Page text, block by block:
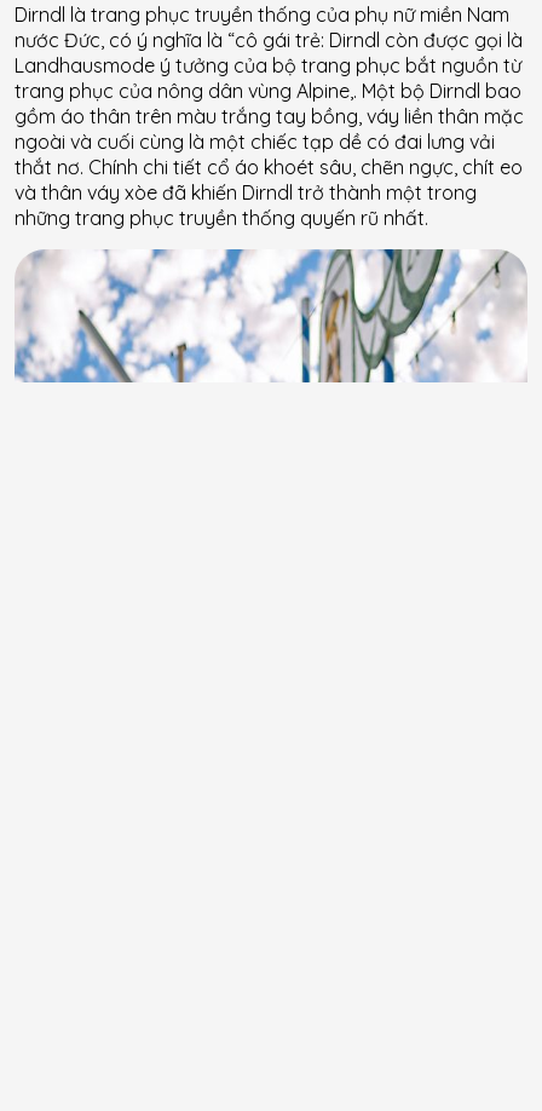
Dirndl là trang phục truyền thống của phụ nữ miền Nam
nước Đức, có ý nghĩa là “cô gái trẻ: Dirndl còn được gọi là
Landhausmode ý tưởng của bộ trang phục bắt nguồn từ
trang phục của nông dân vùng Alpine,. Một bộ Dirndl bao
gồm áo thân trên màu trắng tay bồng, váy liền thân mặc
ngoài và cuối cùng là một chiếc tạp dề có đai lưng vải
thắt nơ. Chính chi tiết cổ áo khoét sâu, chẽn ngực, chít eo
và thân váy xòe đã khiến Dirndl trở thành một trong
những trang phục truyền thống quyến rũ nhất.